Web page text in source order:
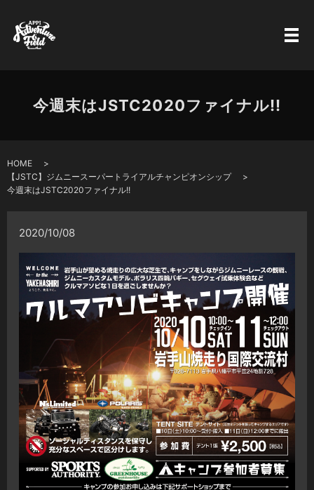
今週末はJSTC2020ファイナル!!
HOME
【JSTC】ジムニースーパートライアルチャンピオンシップ
今週末はJSTC2020ファイナル!!
2020/10/08